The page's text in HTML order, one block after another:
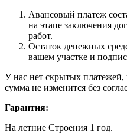
Авансовый платеж
на этапе заключения
работ.
Остаток денежных
вашем участке и
У нас нет скрытых платежей,
сумма не изменится без
Гарантия:
На летние Строения 1 год.